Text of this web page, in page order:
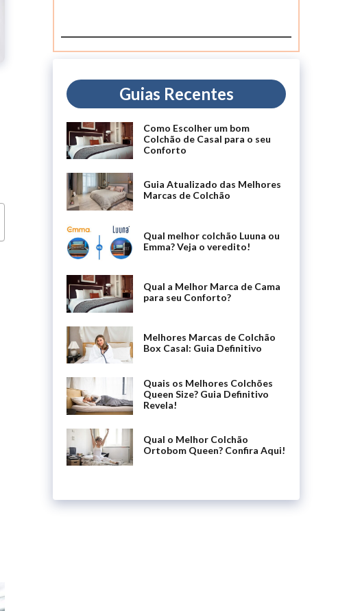
Guias Recentes
Como Escolher um bom
Colchão de Casal para o seu
Conforto
Guia Atualizado das Melhores
Marcas de Colchão
Qual melhor colchão Luuna ou
Emma? Veja o veredito!
Qual a Melhor Marca de Cama
para seu Conforto?
Melhores Marcas de Colchão
Box Casal: Guia Definitivo
Quais os Melhores Colchões
Queen Size? Guia Definitivo
Revela!
Qual o Melhor Colchão
Ortobom Queen? Confira Aqui!